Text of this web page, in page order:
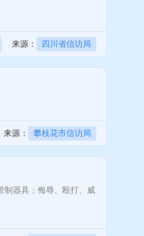
来源： 四川省信访局
来源： 攀枝花市信访局
器具；侮辱、殴打、威